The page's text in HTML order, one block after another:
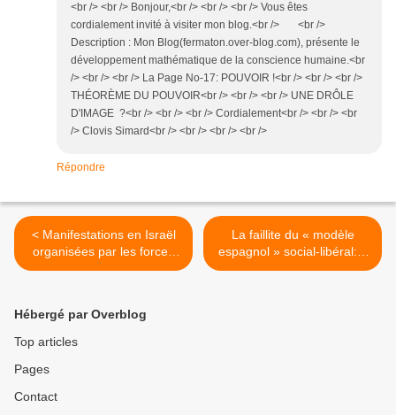
<br /> <br /> Bonjour,<br /> <br /> <br /> Vous êtes
cordialement invité à visiter mon blog.<br /> <br />
Description : Mon Blog(fermaton.over-blog.com), présente le
développement mathématique de la conscience humaine.<br
/> <br /> <br /> La Page No-17: POUVOIR !<br /> <br /> <br />
THÉORÈME DU POUVOIR<br /> <br /> <br /> UNE DRÔLE
D'IMAGE ?<br /> <br /> <br /> Cordialement<br /> <br /> <br
/> Clovis Simard<br /> <br /> <br /> <br />
Répondre
< Manifestations en Israël
organisées par les forces
communistes et pacifistes
de Moubarak avec celle
contre la colonisation
La faillite du « modèle
espagnol » social-libéral: 9
millions d'Espagnols sous le
Hébergé par Overblog
Top articles
Pages
Contact